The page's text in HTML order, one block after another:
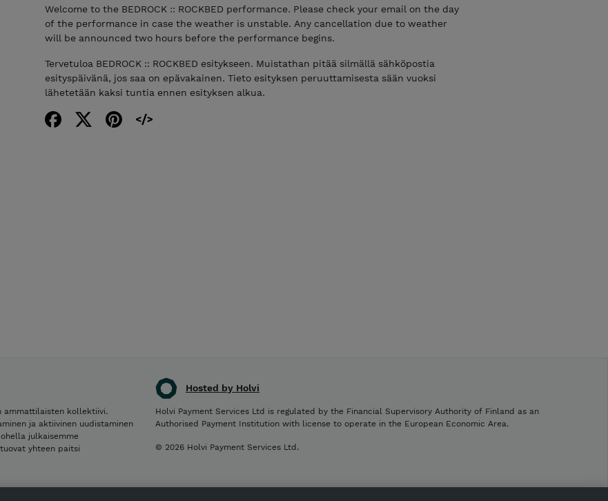
Welcome to the BEDROCK :: ROCKBED performance. Please check your email on the day
of the performance in case the weather is unstable. Any cancellation due to weather
will be announced two hours before the performance begins.
Tervetuloa BEDROCK :: ROCKBED esitykseen. Muistathan pitää silmällä sähköpostia
esityspäivänä, jos saa on epävakainen. Tieto esityksen peruuttamisesta sään vuoksi
lähetetään kaksi tuntia ennen esityksen alkua.
Hosted by Holvi
Holvi Payment Services Ltd is regulated by the Financial Supervisory Authority of Finland as an
Authorised Payment Institution with license to operate in the European Economic Area.
© 2026 Holvi Payment Services Ltd.
ammattilaisten kollektiivi.
ja aktiivinen uudistaminen
julkaisemme
yhteen paitsi